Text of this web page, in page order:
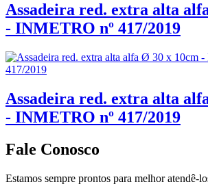
Assadeira red. extra alta
- INMETRO nº 417/2019
Assadeira red. extra alta
- INMETRO nº 417/2019
Fale Conosco
Estamos sempre prontos para melhor atendê-